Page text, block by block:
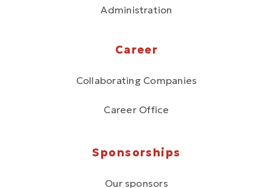
Administration
Career
Collaborating Companies
Career Office
Sponsorships
Our sponsors